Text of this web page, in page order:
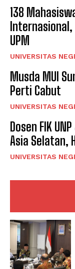
138
UPM
UNIVERSITAS
Musda MUI
Perti Cabut
UNIVERSITAS
Dosen FIK
Asia Selatan,
UNIVERSITAS